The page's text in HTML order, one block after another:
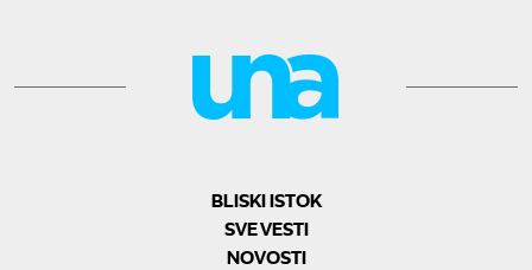
BLISKI ISTOK
SVE VESTI
NOVOSTI